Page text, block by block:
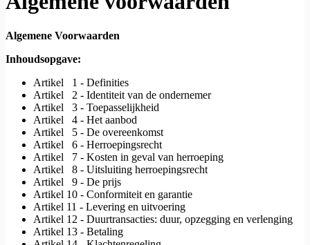
Algemene Voorwaarden
Inhoudsopgave:
Artikel 1 - Definities
Artikel 2 - Identiteit van de ondernemer
Artikel 3 - Toepasselijkheid
Artikel 4 - Het aanbod
Artikel 5 - De overeenkomst
Artikel 6 - Herroepingsrecht
Artikel 7 - Kosten in geval van herroeping
Artikel 8 - Uitsluiting herroepingsrecht
Artikel 9 - De prijs
Artikel 10 - Conformiteit en garantie
Artikel 11 - Levering en uitvoering
Artikel 12 - Duurtransacties: duur, opzegging en verlenging
Artikel 13 - Betaling